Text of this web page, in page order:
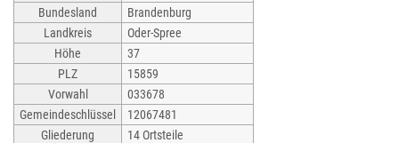
Bundesland
Brandenburg
Landkreis
Oder-Spree
Höhe
37
PLZ
15859
Vorwahl
033678
Gemeindeschlüssel
12067481
Gliederung
14 Ortsteile